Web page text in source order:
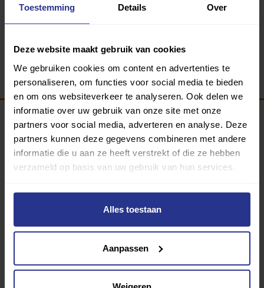
Toestemming Details Over
Deze website maakt gebruik van cookies
We gebruiken cookies om content en advertenties te
personaliseren, om functies voor social media te bieden
en om ons websiteverkeer te analyseren. Ook delen we
informatie over uw gebruik van onze site met onze
partners voor social media, adverteren en analyse. Deze
partners kunnen deze gegevens combineren met andere
informatie die u aan ze heeft verstrekt of die ze hebben
verzameld op basis van uw gebruik van hun services.
Alles toestaan
Aanpassen
Programma van: